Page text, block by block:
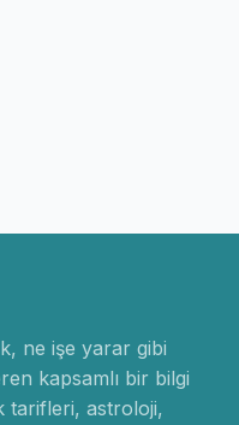
ne işe yarar gibi
kapsamlı bir bilgi
tarifleri, astroloji,